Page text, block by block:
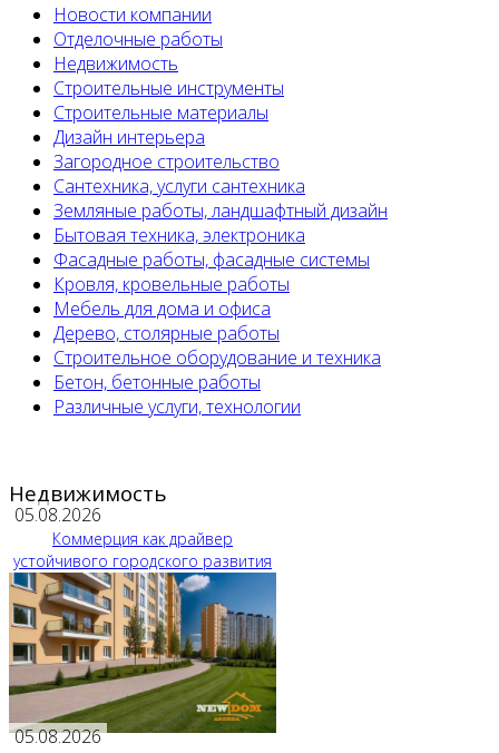
Новости компании
Отделочные работы
Недвижимость
Строительные инструменты
Строительные материалы
Дизайн интерьера
Загородное строительство
Сантехника, услуги сантехника
Земляные работы, ландшафтный дизайн
Бытовая техника, электроника
Фасадные работы, фасадные системы
Кровля, кровельные работы
Мебель для дома и офиса
Дерево, столярные работы
Строительное оборудование и техника
Бетон, бетонные работы
Различные услуги, технологии
Недвижимость
05.08.2026
Коммерция как драйвер
устойчивого городского развития
05.08.2026